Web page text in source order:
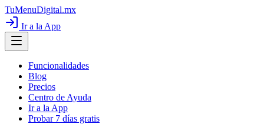
TuMenuDigital.mx
Ir a la App
Funcionalidades
Blog
Precios
Centro de Ayuda
Ir a la App
Probar 7 días gratis